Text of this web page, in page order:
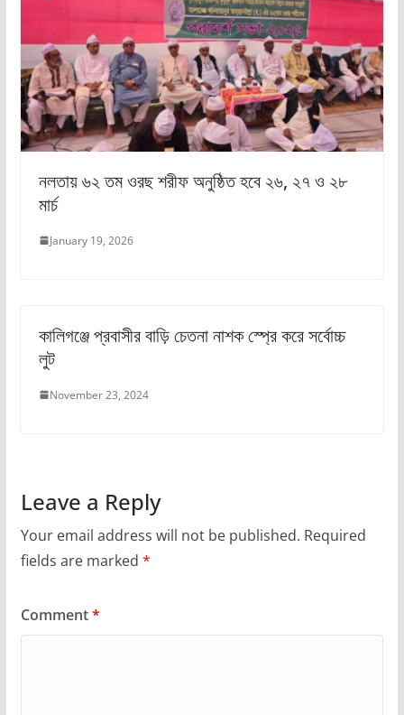
নলতায় ৬২ তম ওরছ শরীফ অনুষ্ঠিত হবে ২৬, ২৭ ও ২৮
মার্চ
January 19, 2026
কালিগঞ্জে প্রবাসীর বাড়ি চেতনা নাশক স্প্রে করে সর্বোচ্চ
লুট
November 23, 2024
Leave a Reply
Your email address will not be published. Required
fields are marked *
Comment*